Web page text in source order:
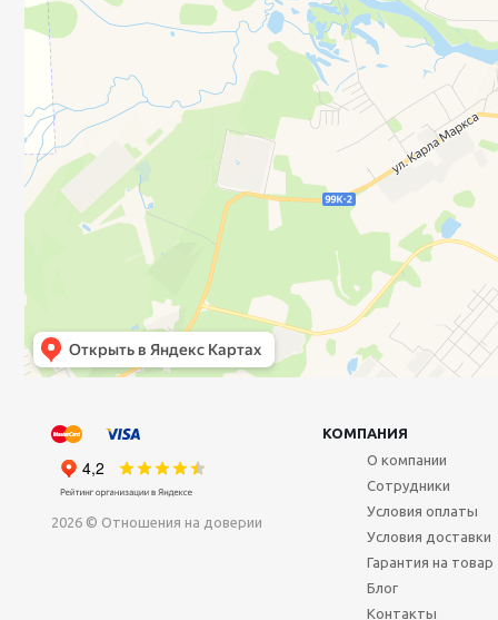
2026 © Отношения на доверии
КОМПАНИЯ
О компании
Сотрудники
Условия оплаты
Условия доставки
Гарантия на товар
Блог
Контакты